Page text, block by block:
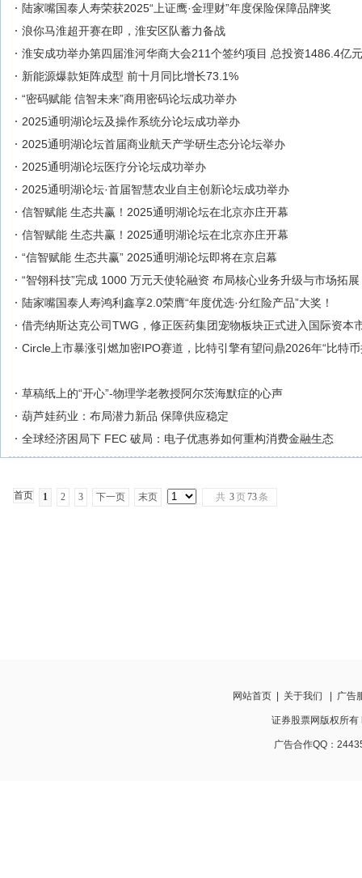
陆家嘴国泰人寿荣获2025“上证鹰·金理财”年度保险保障品牌奖
浪你马淮超开赛在即，淮安区队蓄力备战
淮安成功举办第四届淮河华商大会211个签约项目 总投资1486.4亿元
新能源爆款矩阵成型 前十月同比增长73.1%
“密码赋能 信智未来”商用密码论坛成功举办
2025通明湖论坛及操作系统分论坛成功举办
2025通明湖论坛首届商业航天产学研生态分论坛举办
2025通明湖论坛医疗分论坛成功举办
2025通明湖论坛·首届智慧农业自主创新论坛成功举办
信智赋能 生态共赢！2025通明湖论坛在北京亦庄开幕
信智赋能 生态共赢！2025通明湖论坛在北京亦庄开幕
“信智赋能 生态共赢” 2025通明湖论坛即将在京启幕
“智翎科技”完成 1000 万元天使轮融资 布局核心业务升级与市场拓展
陆家嘴国泰人寿鸿利鑫享2.0荣膺“年度优选·分红险产品”大奖！
借壳纳斯达克公司TWG，修正医药集团宠物板块正式进入国际资本
Circle上市暴涨引燃加密IPO赛道，比特引擎有望问鼎2026年“比特
草稿纸上的“开心”-物理学老教授阿尔茨海默症的心声
葫芦娃药业：布局潜力新品 保障供应稳定
全球经济困局下 FEC 破局：电子优惠券如何重构消费金融生态
首页 1 2 3 下一页 末页 共 3页73条
网站首页 关于我们 广告
证券股票网版权所
广告合作QQ：